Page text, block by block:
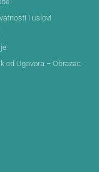
i uslovi
od Ugovora – Obrazac